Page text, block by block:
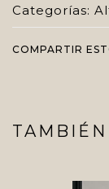
Categorías:
COMPARTIR